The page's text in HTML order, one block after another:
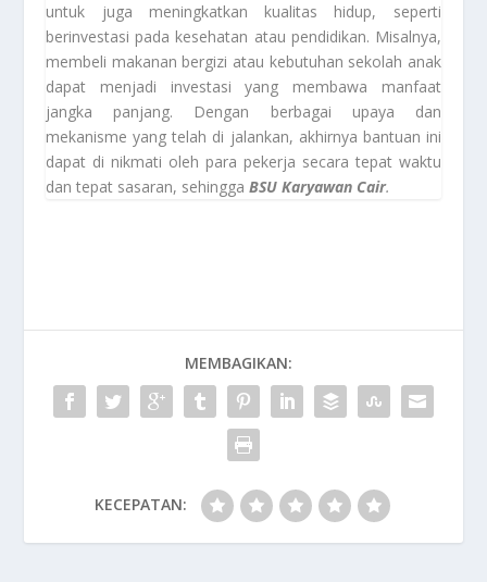
untuk juga meningkatkan kualitas hidup, seperti
berinvestasi pada kesehatan atau pendidikan. Misalnya,
membeli makanan bergizi atau kebutuhan sekolah anak
dapat menjadi investasi yang membawa manfaat
jangka panjang. Dengan berbagai upaya dan
mekanisme yang telah di jalankan, akhirnya bantuan ini
dapat di nikmati oleh para pekerja secara tepat waktu
dan tepat sasaran, sehinggaBSU Karyawan Cair.
MEMBAGIKAN:
KECEPATAN: